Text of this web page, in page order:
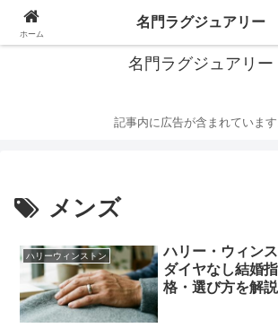
華麗なるハイブランドの世界
名門ラグジュアリー
記事内に広告が含まれています
メンズ
ハリーウィンストン
ハリー・ウィン
ダイヤなし結婚
格・選び方を解説
ホーム
名門ラグジュアリー